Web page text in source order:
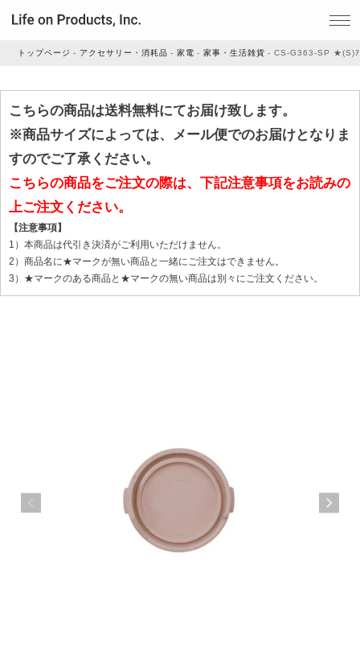
家事・生活雑貨
ルームフレグランス
ビューティー
トップページ アクセサリー・消耗品 家電 家事・生活雑貨 CS-G363-SP ★(S)ｱ
こちらの商品は送料無料にてお届け致します。
※商品サイズによっては、メール便でのお届けとなりま
すのでご了承ください。
こちらの商品をご注文の際は、下記注意事項をお読みの
上ご注文ください。
【注意事項】
1）本商品は代引き決済がご利用いただけません。
2）商品名に★マークが無い商品と一緒にご注文はできません。
3）★マークのある商品と★マークの無い商品は別々にご注文ください。